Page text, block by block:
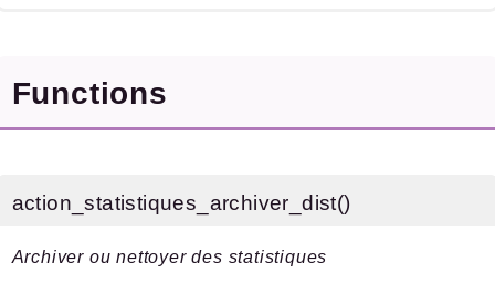
Functions
action_statistiques_archiver_dist()
Archiver ou nettoyer des statistiques